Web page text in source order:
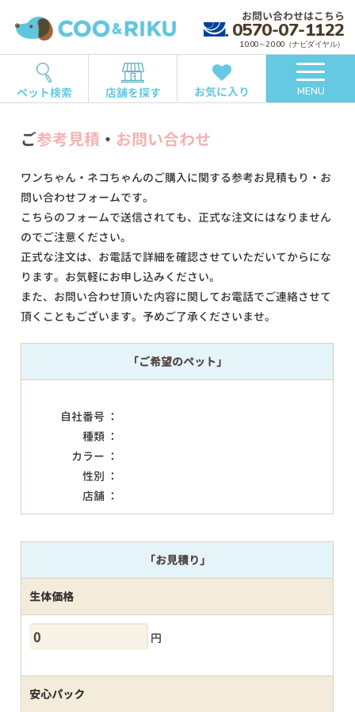
お問い合わせはこちら
0570-07-1122
10:00～20:00（ナビダイヤル）
ペット検索 店舗を探す お気に入り MENU
ご参考見積 ・ お問い合わせ
ワンちゃん・ネコちゃんのご購入に関する参考お見積もり・お
問い合わせフォームです。
こちらのフォームで送信されても、正式な注文にはなりません
のでご注意ください。
正式な注文は、お電話で詳細を確認させていただいてからにな
ります。お気軽にお申し込みください。
また、お問い合わせ頂いた内容に関してお電話でご連絡させて
頂くこともございます。予めご了承くださいませ。
「ご希望のペット」
自社番号 ：
種類 ：
カラー ：
性別 ：
店舗 ：
「お見積り」
生体価格
円
安心パック